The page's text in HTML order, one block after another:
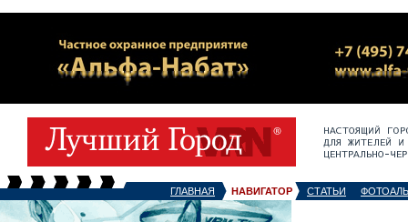
ГЛАВНАЯ НАВИГАТОР СТАТЬИ